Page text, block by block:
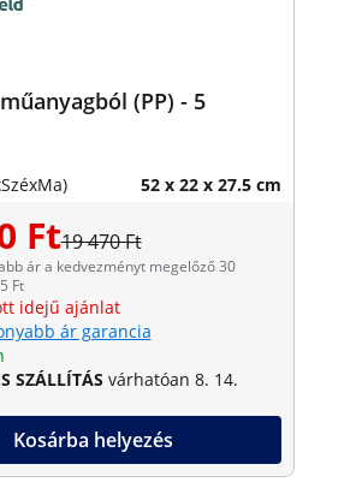
(PP) - 5
52 x 22 x 27.5 cm
Ft19 470 Ft
ár a kedvezményt megelőző 30
Ft
idejű ajánlat
ár garancia
SZÁLLÍTÁS várhatóan 8. 14.
Kosárba helyezés